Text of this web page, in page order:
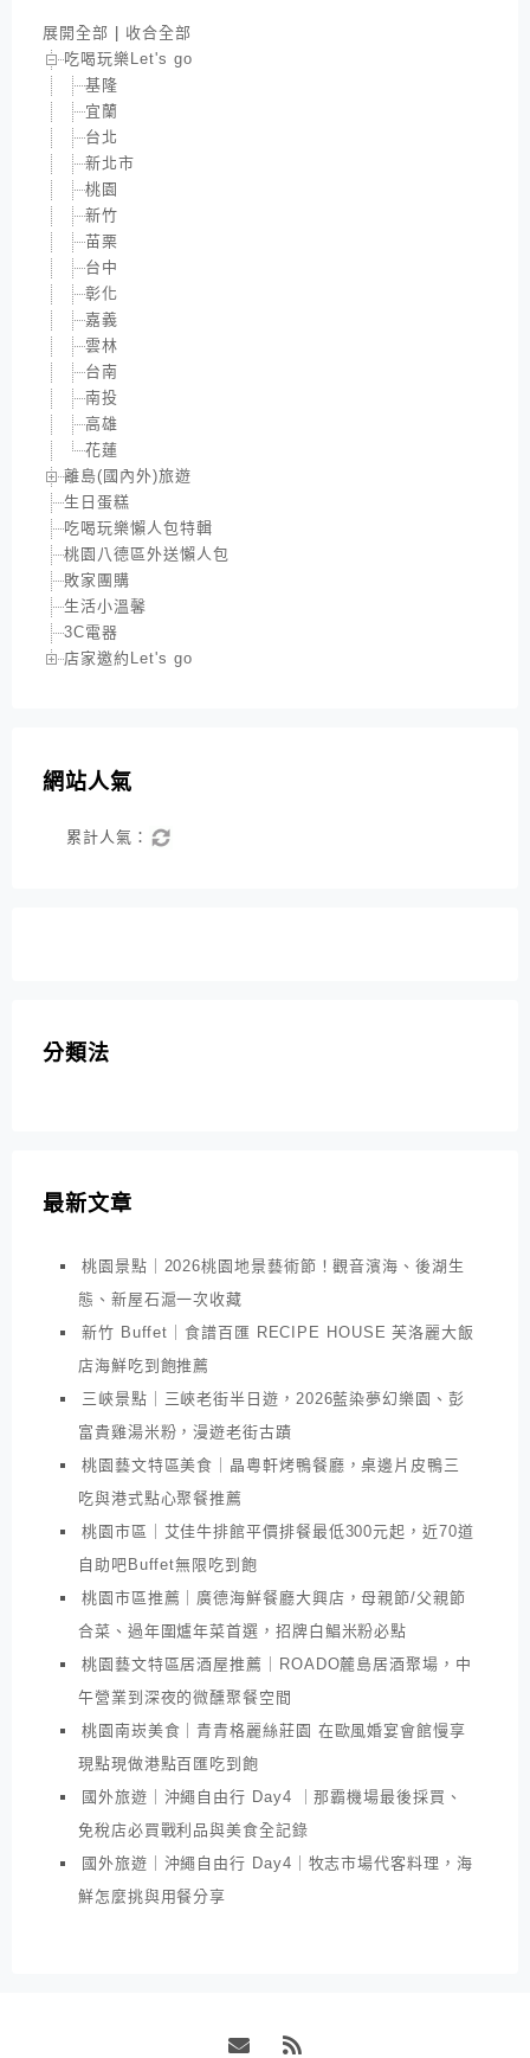
展開全部
收合全部
吃喝玩樂Let's go
基隆
宜蘭
台北
新北市
桃園
新竹
苗栗
台中
彰化
嘉義
雲林
台南
南投
高雄
花蓮
離島(國內外)旅遊
生日蛋糕
吃喝玩樂懶人包特輯
桃園八德區外送懶人包
敗家團購
生活小溫馨
3C電器
店家邀約Let's go
網站人氣
累計人氣：
分類法
最新文章
桃園景點｜2026桃園地景藝術節！觀音濱海、後湖生
態、新屋石滬一次收藏
新竹 Buffet｜食譜百匯 RECIPE HOUSE 芙洛麗大飯
店海鮮吃到飽推薦
三峽景點｜三峽老街半日遊，2026藍染夢幻樂園、彭
富貴雞湯米粉，漫遊老街古蹟
桃園藝文特區美食｜晶粵軒烤鴨餐廳，桌邊片皮鴨三
吃與港式點心聚餐推薦
桃園市區｜艾佳牛排館平價排餐最低300元起，近70道
自助吧Buffet無限吃到飽
桃園市區推薦｜廣德海鮮餐廳大興店，母親節/父親節
合菜、過年圍爐年菜首選，招牌白鯧米粉必點
桃園藝文特區居酒屋推薦｜ROADO麓島居酒聚場，中
午營業到深夜的微醺聚餐空間
桃園南崁美食｜青青格麗絲莊園 在歐風婚宴會館慢享
現點現做港點百匯吃到飽
國外旅遊｜沖繩自由行 Day4 ｜那霸機場最後採買、
免稅店必買戰利品與美食全記錄
國外旅遊｜沖繩自由行 Day4｜牧志市場代客料理，海
鮮怎麼挑與用餐分享